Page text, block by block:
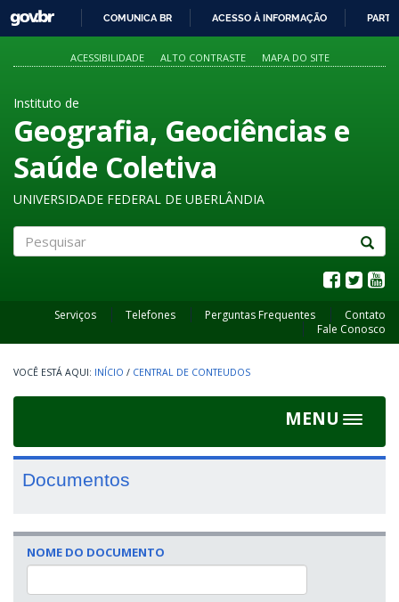
PARA
O
GOVBR
COMUNICA BR ACESSO À INFORMAÇÃO
ACESSIBILIDADE ALTO CONTRASTE MAPA DO SITE
Instituto de
Geografia, Geociências e
Saúde Coletiva
UNIVERSIDADE FEDERAL DE UBERLÂNDIA
Serviços Telefones Perguntas Frequentes
Contato
Fale Conosco
INÍCIO / CENTRAL DE CONTEUDOS
MENU
Toggle
Documentos
NOME DO DOCUMENTO